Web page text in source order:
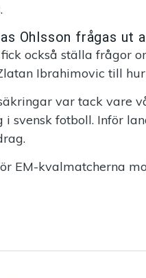
Ohlsson frågas ut
också ställa frågor
Ibrahimovic till
var tack vare
svensk fotboll. Inför
EM-kvalmatcherna